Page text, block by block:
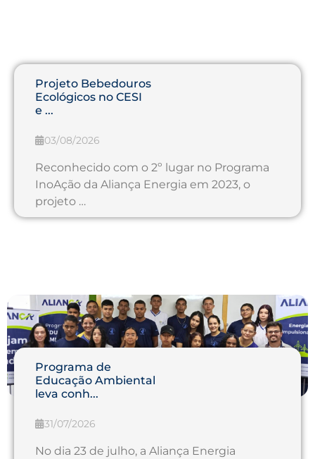
Projeto Bebedouros
Ecológicos no CESI
e ...
03/08/2026
Reconhecido com o 2º lugar no Programa
InoAção da Aliança Energia em 2023, o
projeto …
Programa de
Educação Ambiental
leva conh...
31/07/2026
No dia 23 de julho, a Aliança Energia